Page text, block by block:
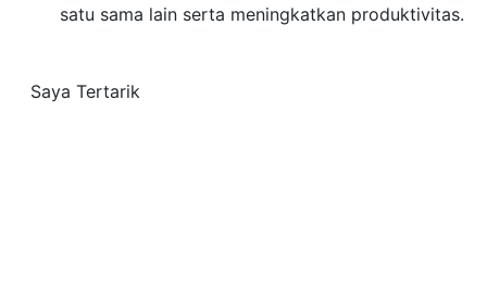
satu sama lain serta meningkatkan produktivitas.
Saya Tertarik